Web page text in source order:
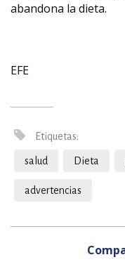
abandona la dieta.
EFE
Etiquetas:
salud Dieta
advertencias